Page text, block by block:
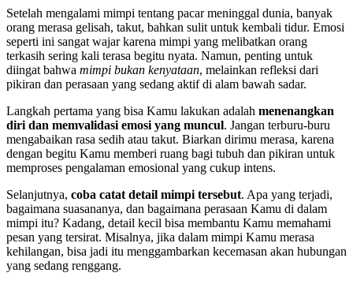
Setelah mengalami mimpi tentang pacar meninggal dunia, banyak
orang merasa gelisah, takut, bahkan sulit untuk kembali tidur. Emosi
seperti ini sangat wajar karena mimpi yang melibatkan orang
terkasih sering kali terasa begitu nyata. Namun, penting untuk
diingat bahwa mimpi bukan kenyataan, melainkan refleksi dari
pikiran dan perasaan yang sedang aktif di alam bawah sadar.
Langkah pertama yang bisa Kamu lakukan adalah menenangkan
diri dan memvalidasi emosi yang muncul. Jangan terburu-buru
mengabaikan rasa sedih atau takut. Biarkan dirimu merasa, karena
dengan begitu Kamu memberi ruang bagi tubuh dan pikiran untuk
memproses pengalaman emosional yang cukup intens.
Selanjutnya, coba catat detail mimpi tersebut. Apa yang terjadi,
bagaimana suasananya, dan bagaimana perasaan Kamu di dalam
mimpi itu? Kadang, detail kecil bisa membantu Kamu memahami
pesan yang tersirat. Misalnya, jika dalam mimpi Kamu merasa
kehilangan, bisa jadi itu menggambarkan kecemasan akan hubungan
yang sedang renggang.